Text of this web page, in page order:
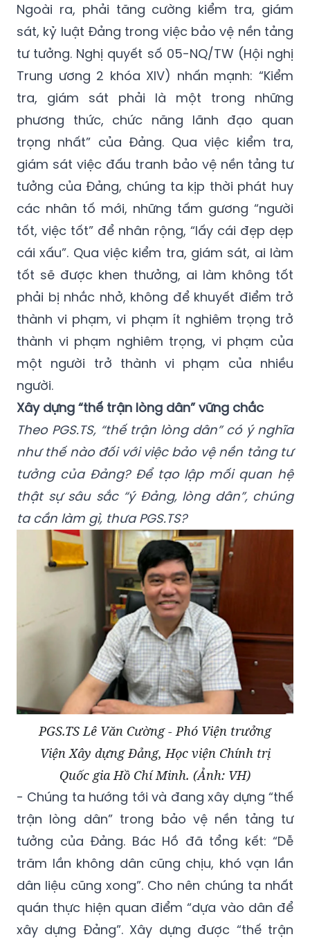
Ngoài ra, phải tăng cường kiểm tra, giám
sát, kỷ luật Đảng trong việc bảo vệ nền tảng
tư tưởng. Nghị quyết số 05-NQ/TW (Hội nghị
Trung ương 2 khóa XIV) nhấn mạnh: “Kiểm
tra, giám sát phải là một trong những
phương thức, chức năng lãnh đạo quan
trọng nhất” của Đảng. Qua việc kiểm tra,
giám sát việc đấu tranh bảo vệ nền tảng tư
tưởng của Đảng, chúng ta kịp thời phát huy
các nhân tố mới, những tấm gương “người
tốt, việc tốt” để nhân rộng, “lấy cái đẹp dẹp
cái xấu”. Qua việc kiểm tra, giám sát, ai làm
tốt sẽ được khen thưởng, ai làm không tốt
phải bị nhắc nhở, không để khuyết điểm trở
thành vi phạm, vi phạm ít nghiêm trọng trở
thành vi phạm nghiêm trọng, vi phạm của
một người trở thành vi phạm của nhiều
người.
Xây dựng “thế trận lòng dân” vững chắc
Theo PGS.TS, “thế trận lòng dân” có ý nghĩa
như thế nào đối với việc bảo vệ nền tảng tư
tưởng của Đảng? Để tạo lập mối quan hệ
thật sự sâu sắc “ý Đảng, lòng dân”, chúng
ta cần làm gì, thưa PGS.TS?
PGS.TS Lê Văn Cường - Phó Viện trưởng
Viện Xây dựng Đảng, Học viện Chính trị
Quốc gia Hồ Chí Minh. (Ảnh: VH)
- Chúng ta hướng tới và đang xây dựng “thế
trận lòng dân” trong bảo vệ nền tảng tư
tưởng của Đảng. Bác Hồ đã tổng kết: “Dễ
trăm lần không dân cũng chịu, khó vạn lần
dân liệu cũng xong”. Cho nên chúng ta nhất
quán thực hiện quan điểm “dựa vào dân để
xây dựng Đảng”. Xây dựng được “thế trận